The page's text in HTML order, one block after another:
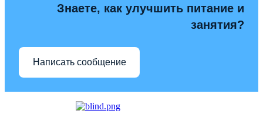
Знаете, как улучшить питание и
занятия?
Написать сообщение